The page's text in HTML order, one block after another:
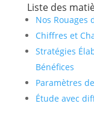
Liste des
Nos Rouages
Chiffres et
Stratégies
Bénéfices
Paramètres
Étude avec